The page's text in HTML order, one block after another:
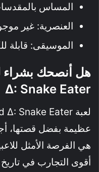
المساس
العنصرية: غير
الموسيقى: قابلة
Δ: Snake Eater
عظيمة بفضل قصتها،
هي الفرصة الأمثل
أقوى التجارب في تاريخ